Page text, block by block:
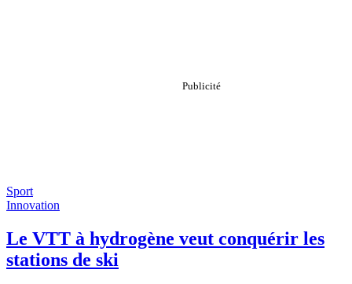
Sport
Innovation
Le VTT à hydrogène veut conquérir les
stations de ski